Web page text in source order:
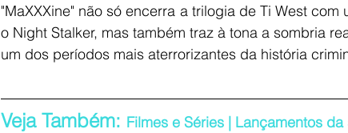
"MaXXXine" não só encerra a trilogia de Ti West
o Night Stalker, mas também traz à tona a sombria
um dos períodos mais aterrorizantes da história
Veja Também: Filmes e Séries | Lançamentos da